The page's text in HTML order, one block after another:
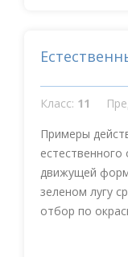
Класс: 11
Примеры
движущей
зеленом лугу
отбор по